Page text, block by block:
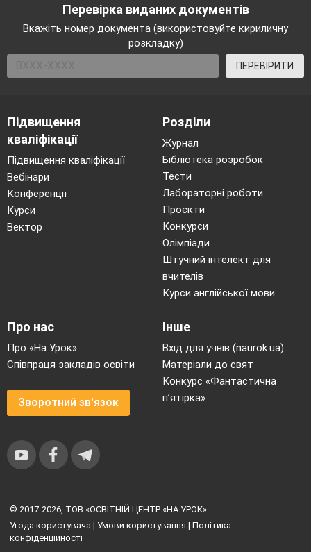
Перевірка виданих документів
Вкажіть номер документа (використовуйте кириличну
розкладку)
ПЕРЕВІРИТИ
Підвищення
кваліфікації
Підвищення кваліфікації
Вебінари
Конференції
Курси
Вектор
Розділи
Журнал
Бібліотека розробок
Тести
Лабораторні роботи
Проєкти
Конкурси
Олімпіади
Штучний інтелект для
вчителів
Курси англійської мови
Про нас
Про «На Урок»
Співпраця закладів освіти
Зворотний зв'язок
Інше
Вхід для учнів (naurok.ua)
Матеріали до свят
Конкурс «Фантастична
п’ятірка»
© 2017-2026, ТОВ «ОСВІТНІЙ ЦЕНТР «НА УРОК»
Угода користувача | Умови користування | Політика
конфіденційності